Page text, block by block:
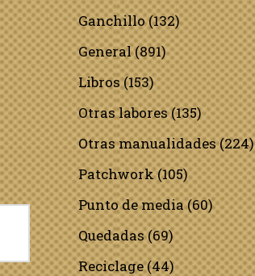
Ganchillo(132)
General(891)
Libros(153)
Otras labores(135)
Otras manualidades(224)
Patchwork(105)
Punto de media(60)
Quedadas(69)
Reciclage(44)